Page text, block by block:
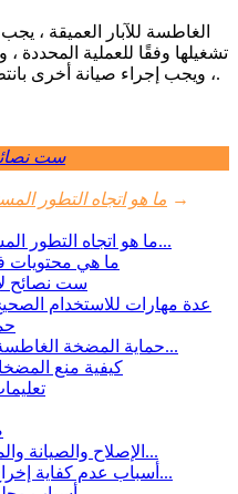
تشغيلها وفقًا للعملية
، ويجب إجراء صيانة أخرى بانتظام لمنع الاستخدام العادي للمعدات.
ست
ما هو اتجاه التطور →
ما هو اتجاه التطور المستقبلي لصناعة المضخات الغ...
ما هي محتويات
ست نصائح
عدة مهارات للاستخدام
حماية المضخة الغاطسة المقاومة للتآكل والاستخدام...
كيفية منع
الإصلاح والصيانة والمناقشة الفنية لصيانة مضخة ا...
أسباب عدم كفاية إخراج المياه من مضخات الآبار ال...